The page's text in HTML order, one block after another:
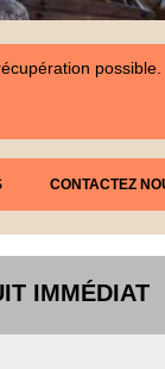
CONTACTEZ
IMMÉDIAT